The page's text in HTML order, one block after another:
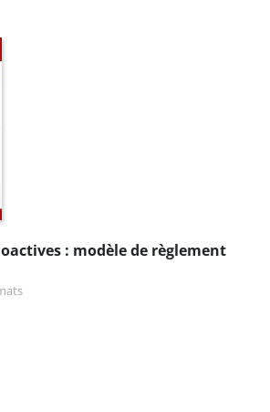
: modèle de règlement